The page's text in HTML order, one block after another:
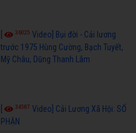
36025 Video] Bụi đời - Cải lương
trước 1975 Hùng Cường, Bạch Tuyết,
Mỹ Châu, Dũng Thanh Lâm
34587 Video] Cải Lương Xã Hội: SỐ
PHẬN